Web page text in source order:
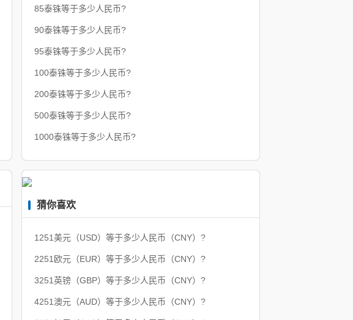
85泰铢等于多少人民币?
90泰铢等于多少人民币?
95泰铢等于多少人民币?
100泰铢等于多少人民币?
200泰铢等于多少人民币?
500泰铢等于多少人民币?
1000泰铢等于多少人民币?
猜你喜欢
1251美元（USD）等于多少人民币（CNY）?
2251欧元（EUR）等于多少人民币（CNY）?
3251英镑（GBP）等于多少人民币（CNY）?
4251澳元（AUD）等于多少人民币（CNY）?